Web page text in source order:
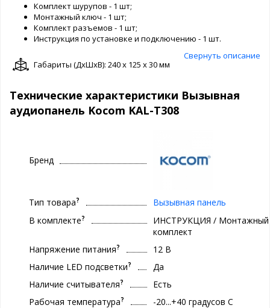
Комплект шурупов - 1 шт;
Монтажный ключ - 1 шт;
Комплект разъемов - 1 шт;
Инструкция по установке и подключению - 1 шт.
Свернуть описание
Габариты (ДxШxВ): 240 x 125 x 30 мм
Технические характеристики Вызывная
аудиопанель Kocom KAL-T308
Бренд
Тип товара?
Вызывная панель
В комплекте?
ИНСТРУКЦИЯ / Монтажный
комплект
Напряжение питания?
12 В
Наличие LED подсветки?
Да
Наличие считывателя?
Есть
Рабочая температура?
-20...+40 градусов С